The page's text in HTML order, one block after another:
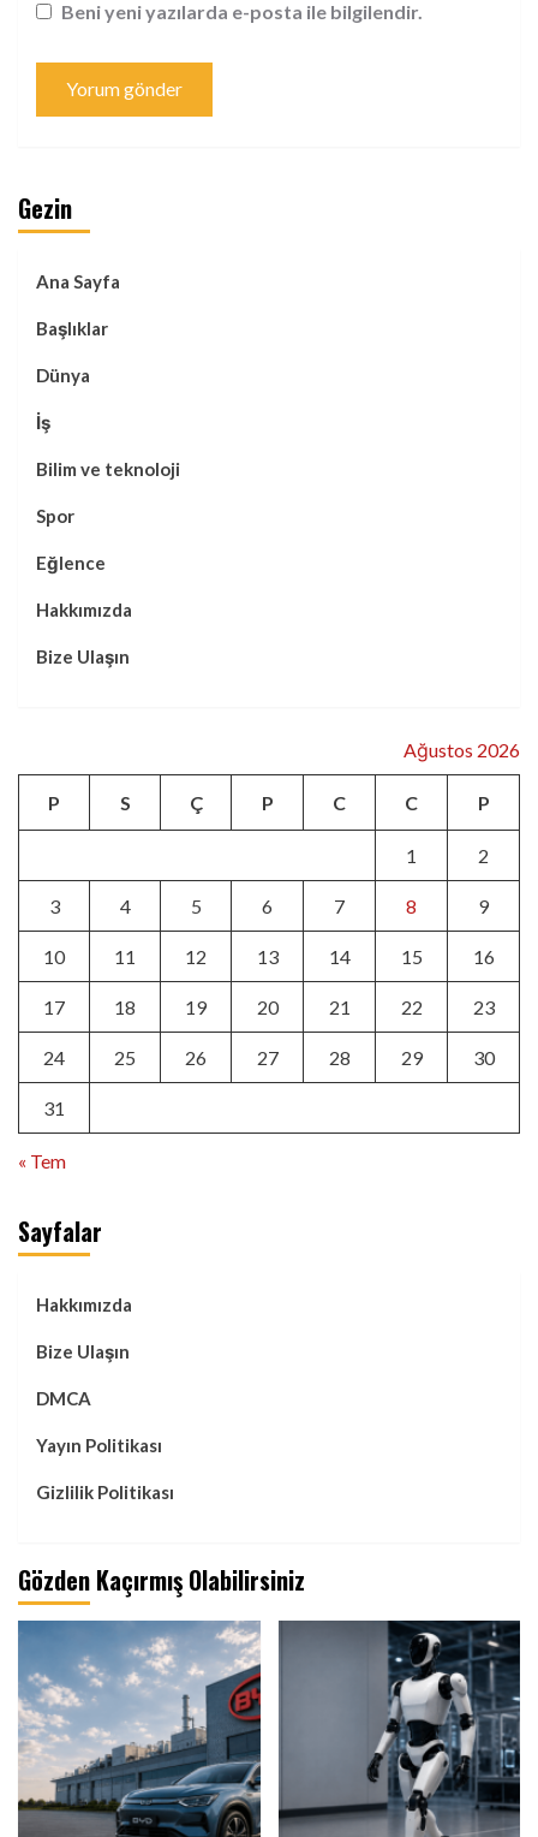
Beni yeni yazılarda e-posta ile bilgilendir.
Gezin
Ana Sayfa
Başlıklar
Dünya
İş
Bilim ve teknoloji
Spor
Eğlence
Hakkımızda
Bize Ulaşın
Ağustos 2026
P S Ç P C C P
1 2
3 4 5 6 7 8 9
10 11 12 13 14 15 16
17 18 19 20 21 22 23
24 25 26 27 28 29 30
31
« Tem
Sayfalar
Hakkımızda
Bize Ulaşın
DMCA
Yayın Politikası
Gizlilik Politikası
Gözden Kaçırmış Olabilirsiniz